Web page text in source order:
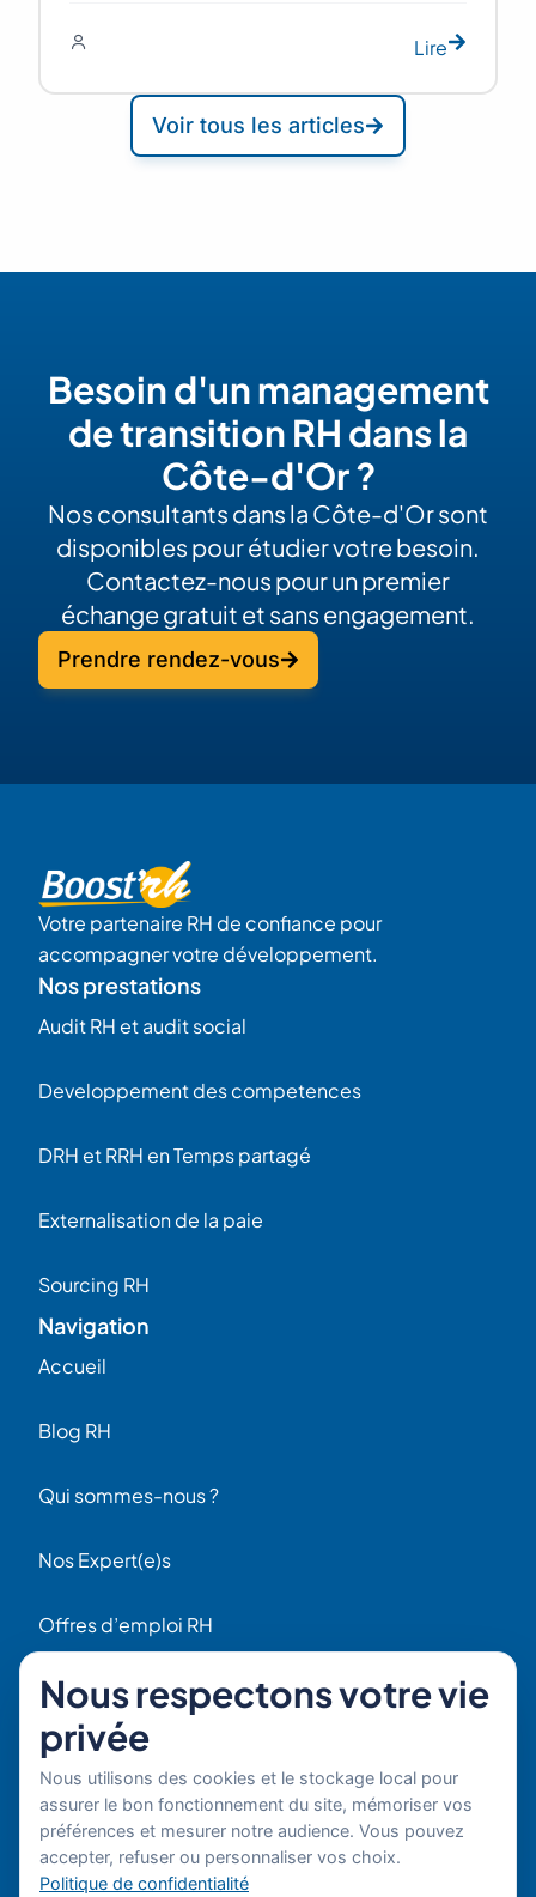
Lire
Voir tous les articles
Besoin d'un management
de transition RH dans la
Côte-d'Or ?
Nos consultants dans la Côte-d'Or sont
disponibles pour étudier votre besoin.
Contactez-nous pour un premier
échange gratuit et sans engagement.
Prendre rendez-vous
Votre partenaire RH de confiance pour
accompagner votre développement.
Nos prestations
Audit RH et audit social
Developpement des competences
DRH et RRH en Temps partagé
Externalisation de la paie
Sourcing RH
Navigation
Accueil
Blog RH
Qui sommes-nous ?
Nos Expert(e)s
Offres d’emploi RH
56 Rue Raspail
F92300 Levallois
+ 33 (0)1 42 70 97 20
Par email
Copyright © 2026 Boost'RH
Groupe. Tous droits réservés.
Mentions légales
Nous respectons votre vie
privée
Nous utilisons des cookies et le stockage local pour
assurer le bon fonctionnement du site, mémoriser vos
préférences et mesurer notre audience. Vous pouvez
accepter, refuser ou personnaliser vos choix.
Politique de confidentialité